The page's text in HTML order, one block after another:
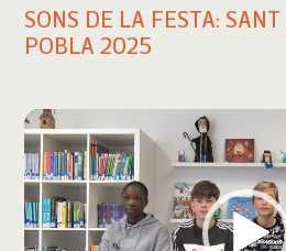
SONS DE LA FESTA:
POBLA 2025
Reproductor
de
vídeo